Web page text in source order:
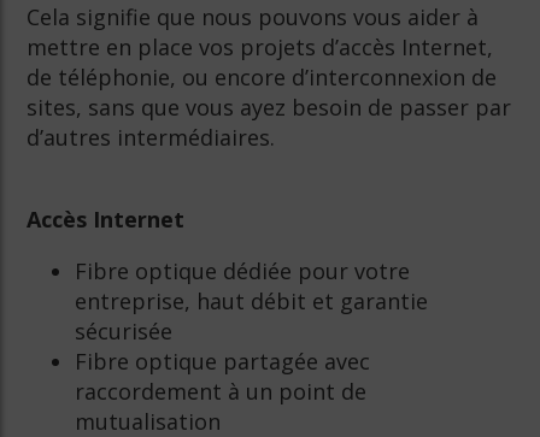
Cela signifie que nous pouvons vous aider à
mettre en place vos projets d’accès Internet,
de téléphonie, ou encore d’interconnexion de
sites, sans que vous ayez besoin de passer par
d’autres intermédiaires.
Accès Internet
Fibre optique dédiée pour votre
entreprise, haut débit et garantie
sécurisée
Fibre optique partagée avec
raccordement à un point de
mutualisation